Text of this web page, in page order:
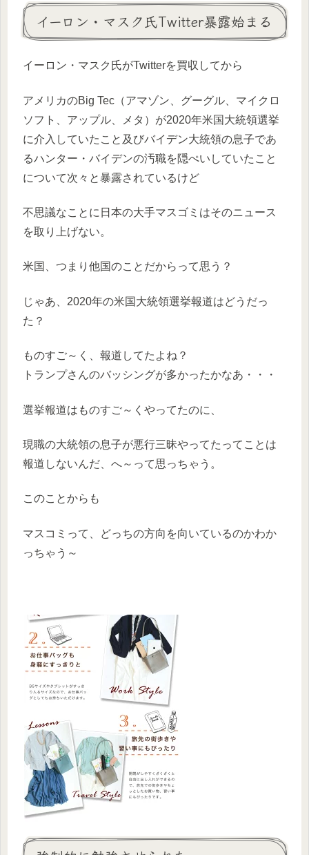
イーロン・マスク氏Twitter暴露始まる
イーロン・マスク氏がTwitterを買収してから
アメリカのBig Tec（アマゾン、グーグル、マイクロ
ソフト、アップル、メタ）が2020年米国大統領選挙
に介入していたこと及びバイデン大統領の息子であ
るハンター・バイデンの汚職を隠ぺいしていたこと
について次々と暴露されているけど
不思議なことに日本の大手マスゴミはそのニュース
を取り上げない。
米国、つまり他国のことだからって思う？
じゃあ、2020年の米国大統領選挙報道はどうだっ
た？
ものすご～く、報道してたよね？
トランプさんのバッシングが多かったかなあ・・・
選挙報道はものすご～くやってたのに、
現職の大統領の息子が悪行三昧やってたってことは
報道しないんだ、へ～って思っちゃう。
このことからも
マスコミって、どっちの方向を向いているのかわか
っちゃう～